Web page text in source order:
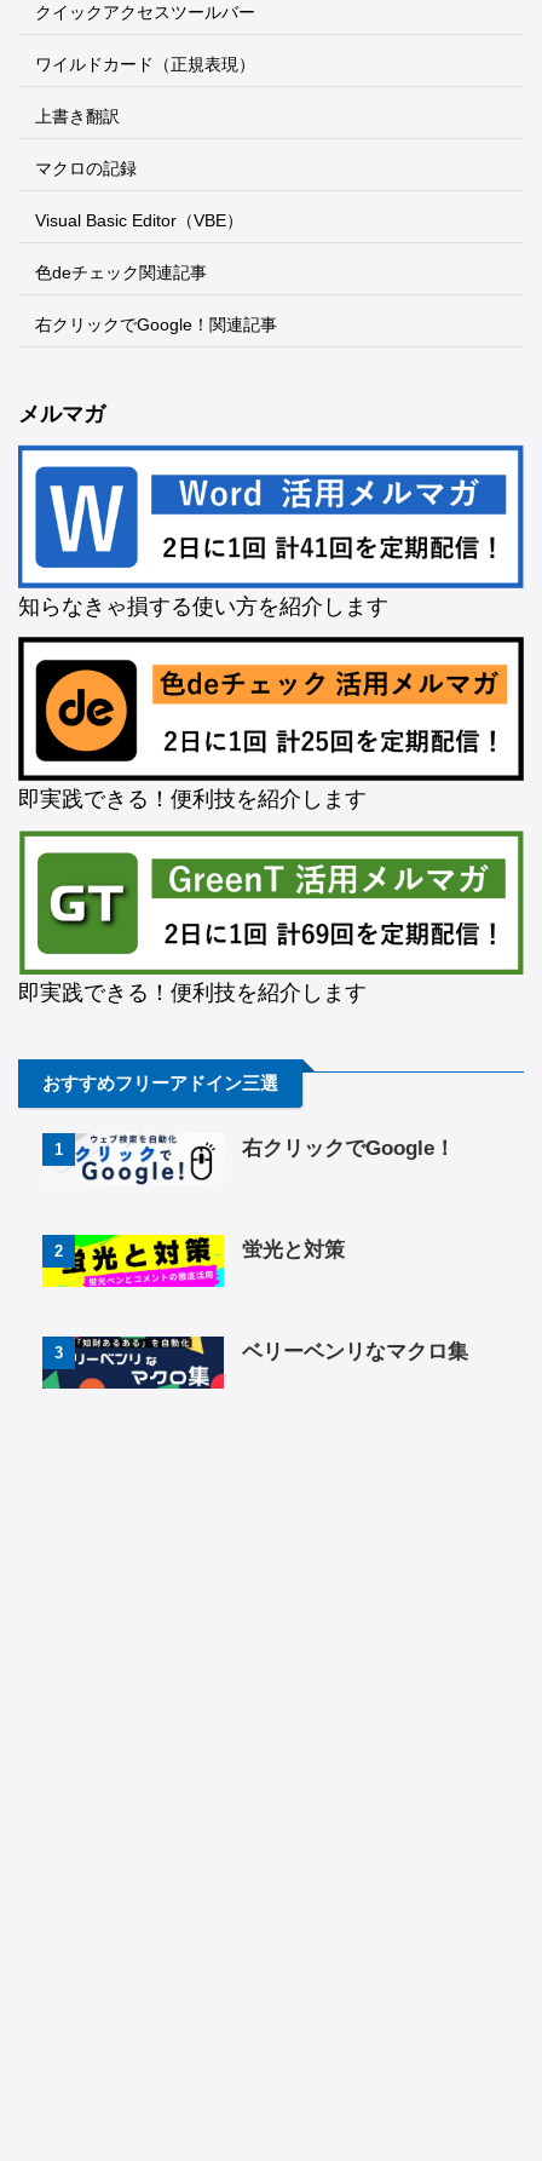
クイックアクセスツールバー
ワイルドカード（正規表現）
上書き翻訳
マクロの記録
Visual Basic Editor（VBE）
色deチェック関連記事
右クリックでGoogle！関連記事
メルマガ
知らなきゃ損する使い方を紹介します
即実践できる！便利技を紹介します
即実践できる！便利技を紹介します
おすすめフリーアドイン三選
1 右クリックでGoogle！
2 蛍光と対策
3 ベリーベンリなマクロ集